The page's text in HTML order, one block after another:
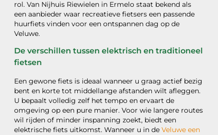
rol. Van Nijhuis Riewielen in Ermelo staat bekend als
een aanbieder waar recreatieve fietsers een passende
huurfiets vinden voor een ontspannen dag op de
Veluwe.
De verschillen tussen elektrisch en traditioneel
fietsen
Een gewone fiets is ideaal wanneer u graag actief bezig
bent en korte tot middellange afstanden wilt afleggen.
U bepaalt volledig zelf het tempo en ervaart de
omgeving op een pure manier. Voor wie langere routes
wil rijden of minder inspanning zoekt, biedt een
elektrische fiets uitkomst. Wanneer u in deVeluwe een